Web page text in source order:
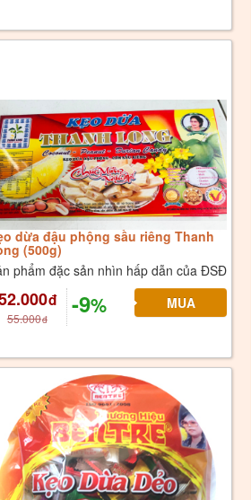
dừa đậu phộng sầu riêng Thanh
(500g)
phẩm đặc sản nhìn hấp dẫn của ĐSĐ
đ
55.000đ
-9%